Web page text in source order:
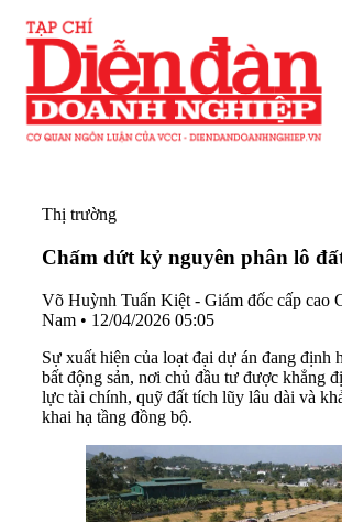
Thị trường
Chấm dứt kỷ nguyên phân lô
Võ Huỳnh Tuấn Kiệt - Giám đốc cấp cao
Nam • 12/04/2026 05:05
Sự xuất hiện của loạt đại dự án đang định
bất động sản, nơi chủ đầu tư được khẳng
lực tài chính, quỹ đất tích lũy lâu dài và
khai hạ tầng đồng bộ.